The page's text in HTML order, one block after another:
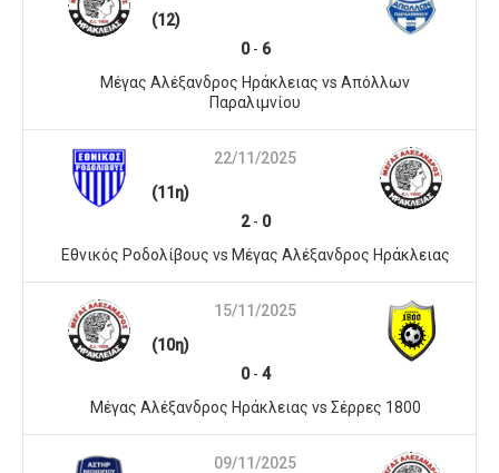
(12)
0- 6
Μέγας Αλέξανδρος Ηράκλειας vs Απόλλων
Παραλιμνίου
22/11/2025
(11η)
2- 0
Εθνικός Ροδολίβους vs Μέγας Αλέξανδρος Ηράκλειας
15/11/2025
(10η)
0- 4
Μέγας Αλέξανδρος Ηράκλειας vs Σέρρες 1800
09/11/2025